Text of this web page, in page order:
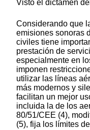
Visto el dictamen
Considerando que
emisiones sonoras
civiles tiene
prestación de
especialmente en
imponen
utilizar las líneas
más modernos y
facilitan un mejor
incluida la de los
80/51/CEE (4),
(5), fija los límites